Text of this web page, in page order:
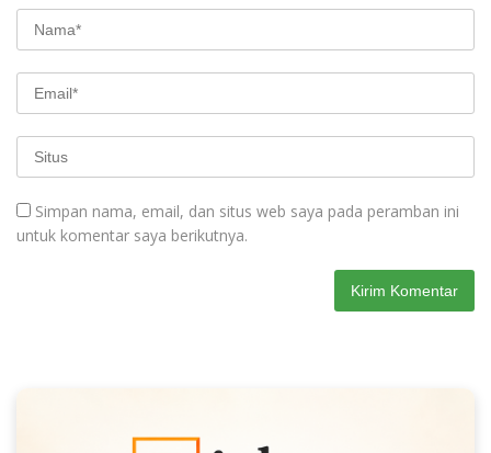
Simpan nama, email, dan situs web saya pada peramban ini
untuk komentar saya berikutnya.